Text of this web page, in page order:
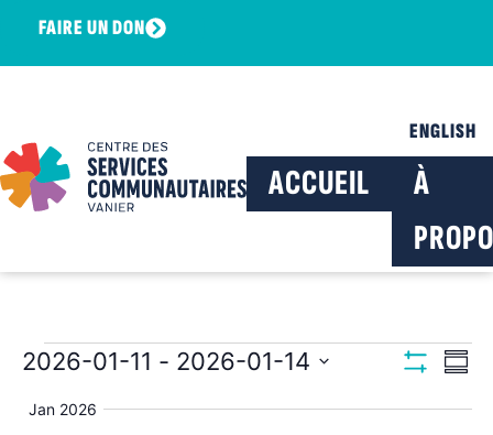
FAIRE UN DON
ENGLISH
ACCUEIL
À
parde
2026-01-11 - 2026-01-14
la
date
Jan 2026